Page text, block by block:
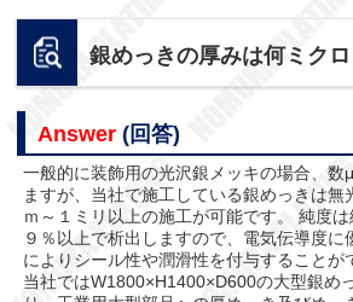
銀めっきの厚みは何ミク
Answer (回答)
一般的に装飾用の光沢銀メッキの場合、数
ますが、当社で施工している銀めっきは無
ｍ～１ミリ以上の施工が可能です。 純度
９％以上で析出しますので、電気伝導度に
によりシール性や潤滑性を付与する
当社ではW1800×H1400×D600の大型銀め